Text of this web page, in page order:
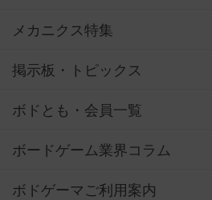
メカニクス特集
掲示板・トピックス
ボドとも・会員一覧
ボードゲーム業界コラム
ボドゲーマご利用案内